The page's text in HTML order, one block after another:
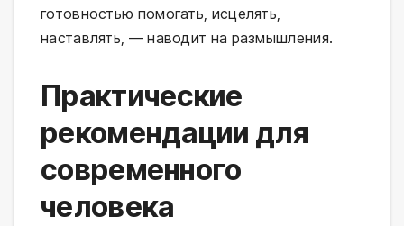
готовностью помогать, исцелять,
наставлять, — наводит на размышления.
Практические
рекомендации для
современного
человека